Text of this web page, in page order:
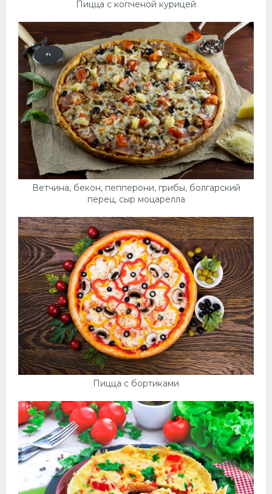
Пицца с копченой курицей
Ветчина, бекон, пепперони, грибы, болгарский
перец, сыр моцарелла
Пицца с бортиками